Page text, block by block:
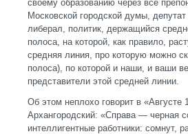
своему образованию через все
Московской городской думы,
либерал, политик, держащийся
полоса, на которой, как правило,
средняя линия, про которую можно
полоса), по которой и наши, и ваши
представители этой средней линии.
Об этом неплохо говорит в
Архангородский: «Справа — черная
интеллигентные работники: